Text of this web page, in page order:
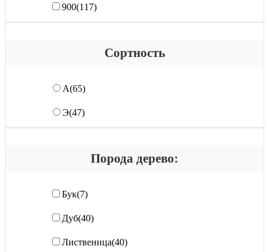
900(117)
Сортность
А(65)
Э(47)
Порода дерево:
Бук(7)
Дуб(40)
Лиственица(40)